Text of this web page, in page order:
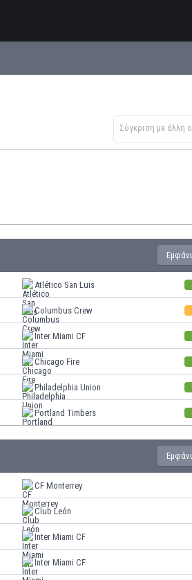
Σύγκριση με άλλη
Atlético San Luis
Columbus Crew
Inter Miami CF
Chicago Fire
Philadelphia Union
Portland Timbers
CF Monterrey
Club León
Inter Miami CF
Inter Miami CF